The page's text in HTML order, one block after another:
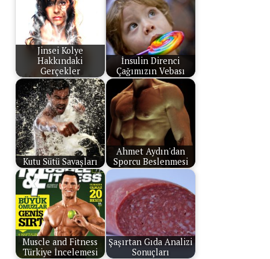
Jinsei Kolye
Hakkındaki
Gerçekler
İnsulin Direnci
Çağımızın Vebası
Kutu Sütü Savaşları
Ahmet Aydın'dan
Sporcu Beslenmesi
Muscle and Fitness
Türkiye İncelemesi
Şaşırtan Gıda Analizi
Sonuçları